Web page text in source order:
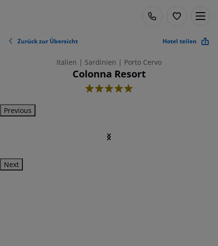
Zurück zur Übersicht Hotel teilen
Italien | Sardinien | Porto Cervo
Colonna Resort
5
Previous
Next